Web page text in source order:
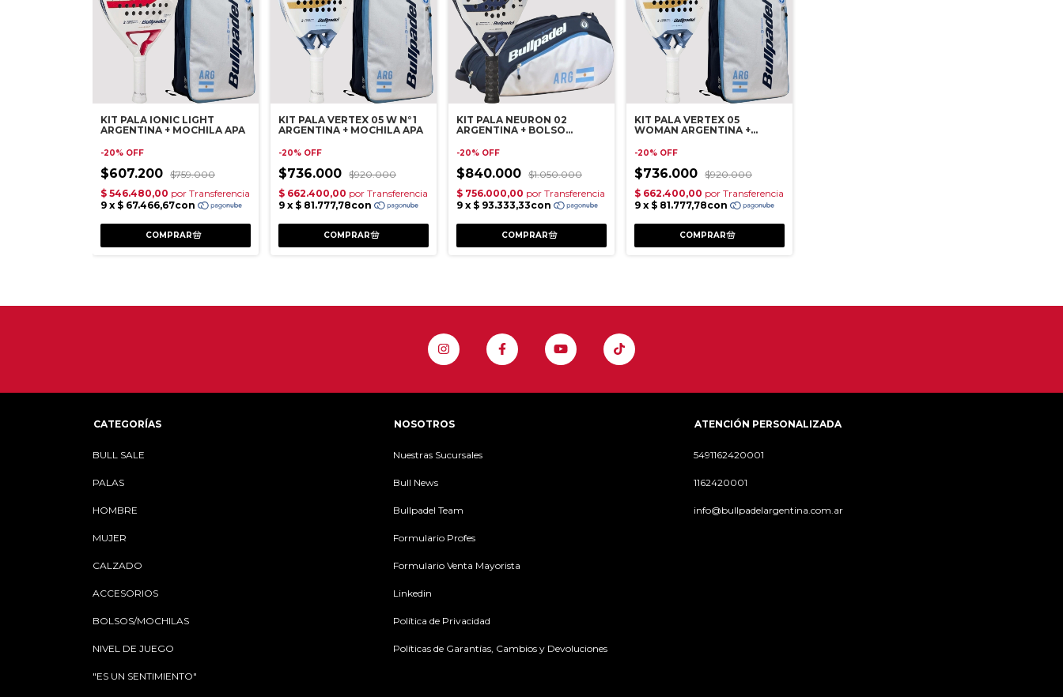
KIT PALA IONIC LIGHT
ARGENTINA + MOCHILA APA
-20% OFF
$607.200 $759.000
KIT PALA VERTEX 05 W N°1
ARGENTINA + MOCHILA APA
-20% OFF
$736.000 $920.000
KIT PALA NEURON 02
ARGENTINA + BOLSO
-20% OFF
$840.000 $1.050.000
KIT PALA VERTEX 05
WOMAN ARGENTINA +
-20% OFF
$736.000 $920.000
CATEGORÍAS
BULL SALE
PALAS
HOMBRE
MUJER
CALZADO
ACCESORIOS
BOLSOS/MOCHILAS
NIVEL DE JUEGO
"ES UN SENTIMIENTO"
NOSOTROS
Nuestras Sucursales
Bull News
Bullpadel Team
Formulario Profes
Formulario Venta Mayorista
Linkedin
Política de Privacidad
Políticas de Garantías, Cambios y Devoluciones
ATENCIÓN PERSONALIZADA
5491162420001
1162420001
info@bullpadelargentina.com.ar